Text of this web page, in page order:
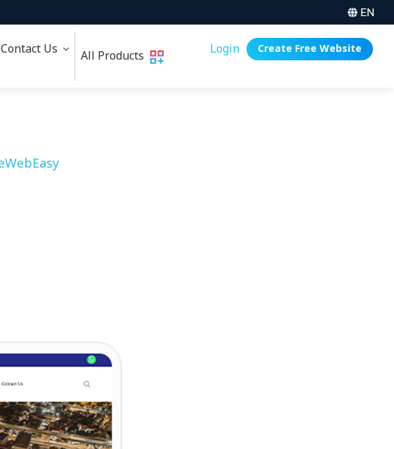
EN
Contact Us All Products Login Create Free Website